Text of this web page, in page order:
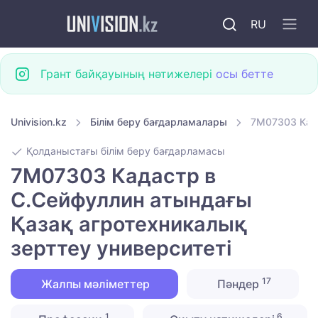
RU
Грант байқауының нәтижелері осы бетте
Univision.kz Білім беру бағдарламалары 7M07303
Қолданыстағы білім беру бағдарламасы
7M07303 Кадастр в
С.Сейфуллин атындағы
Қазақ агротехникалық
зерттеу университеті
Жалпы мәліметтер Пәндер 17